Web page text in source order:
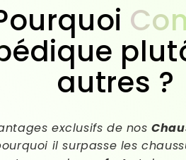
autres ?
exclusifs de nos
il surpasse les